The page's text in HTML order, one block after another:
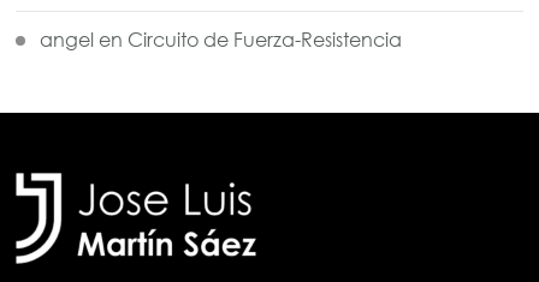
angel en Circuito de Fuerza-Resistencia